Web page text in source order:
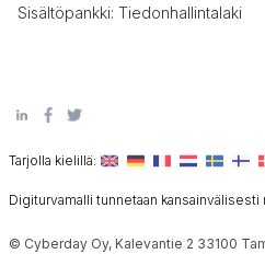
Sisältöpankki: Tiedonhallintalaki
Tarjolla kielillä:
Digiturvamalli tunnetaan kansainvälisesti
© Cyberday Oy, Kalevantie 2 33100